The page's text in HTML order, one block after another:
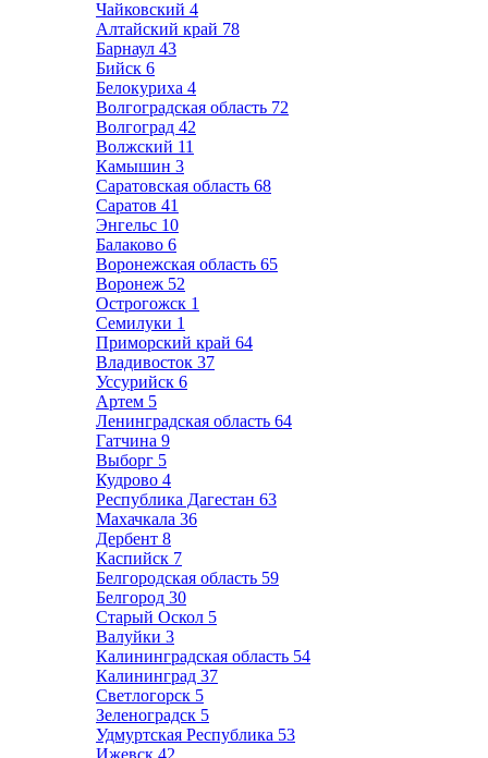
Чайковский 4
Алтайский край 78
Барнаул 43
Бийск 6
Белокуриха 4
Волгоградская область 72
Волгоград 42
Волжский 11
Камышин 3
Саратовская область 68
Саратов 41
Энгельс 10
Балаково 6
Воронежская область 65
Воронеж 52
Острогожск 1
Семилуки 1
Приморский край 64
Владивосток 37
Уссурийск 6
Артем 5
Ленинградская область 64
Гатчина 9
Выборг 5
Кудрово 4
Республика Дагестан 63
Махачкала 36
Дербент 8
Каспийск 7
Белгородская область 59
Белгород 30
Старый Оскол 5
Валуйки 3
Калининградская область 54
Калининград 37
Светлогорск 5
Зеленоградск 5
Удмуртская Республика 53
Ижевск 42